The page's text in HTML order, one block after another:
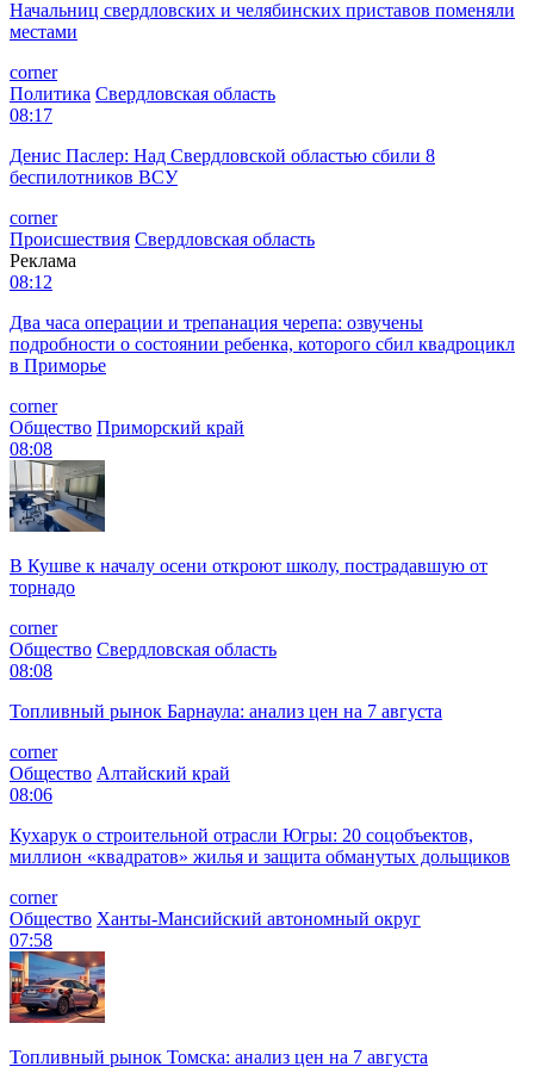
Начальниц свердловских и челябинских приставов поменяли
местами
corner
Политика Свердловская область
08:17
Денис Паслер: Над Свердловской областью сбили 8
беспилотников ВСУ
corner
Происшествия Свердловская область
Реклама
08:12
Два часа операции и трепанация черепа: озвучены
подробности о состоянии ребенка, которого сбил квадроцикл
в Приморье
corner
Общество Приморский край
08:08
В Кушве к началу осени откроют школу, пострадавшую от
торнадо
corner
Общество Свердловская область
08:08
Топливный рынок Барнаула: анализ цен на 7 августа
corner
Общество Алтайский край
08:06
Кухарук о строительной отрасли Югры: 20 соцобъектов,
миллион «квадратов» жилья и защита обманутых дольщиков
corner
Общество Ханты-Мансийский автономный округ
07:58
Топливный рынок Томска: анализ цен на 7 августа